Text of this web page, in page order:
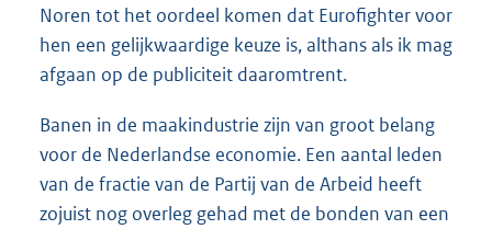
Noren tot het oordeel komen dat Eurofighter voor
hen een gelijkwaardige keuze is, althans als ik mag
afgaan op de publiciteit daaromtrent.
Banen in de maakindustrie zijn van groot belang
voor de Nederlandse economie. Een aantal leden
van de fractie van de Partij van de Arbeid heeft
zojuist nog overleg gehad met de bonden van een